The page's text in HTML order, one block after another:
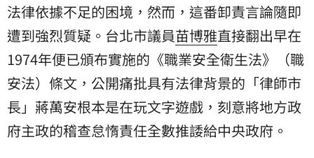
法律依據不足的困境，然而，這番卸責言論隨即
遭到強烈質疑。台北市議員苗博雅直接翻出早在
1974年便已頒布實施的《職業安全衛生法》（職
安法）條文，公開痛批具有法律背景的「律師市
長」蔣萬安根本是在玩文字遊戲，刻意將地方政
府主政的稽查怠惰責任全數推諉給中央政府。